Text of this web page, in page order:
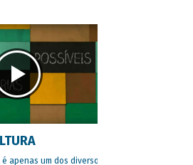
apenas um dos diversos